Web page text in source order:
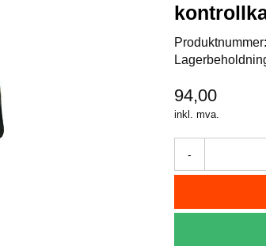
Produktnummer:
94,00
inkl. mva.
-